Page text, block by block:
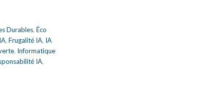
Durables, Éco
, Frugalité IA, IA
, Informatique
IA,